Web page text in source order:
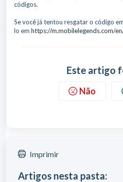
códigos.
Se você já tentou resgatar o código
lo em https://m.mobilelegends.com/
Este artigo
Não
Imprimir
Artigos nesta pasta: